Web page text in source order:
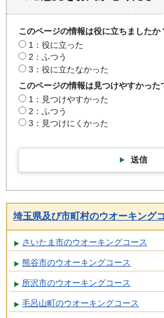
このページの情報は役に立ちましたか
1：役に立った
2：ふつう
3：役に立たなかった
このページの情報は見つけやすかった
1：見つけやすかった
2：ふつう
3：見つけにくかった
送信
埼玉県及び市町村のウオーキング
さいたま市のウオーキングコース
熊谷市のウオーキングコース
所沢市のウオーキングコース
毛呂山町のウオーキングコース